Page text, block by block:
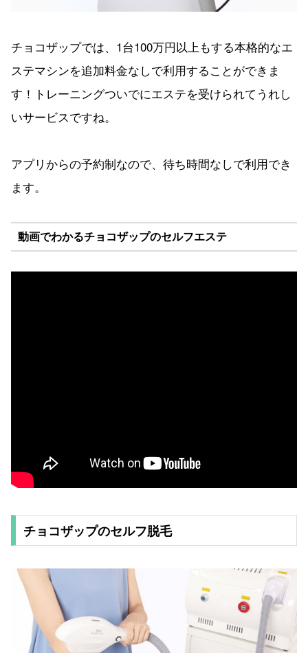
チョコザップでは、1台100万円以上もする本格的なエ
ステマシンを追加料金なしで利用することができま
す！トレーニングついでにエステを受けられてうれし
いサービスですね。
アプリからの予約制なので、待ち時間なしで利用でき
ます。
動画でわかるチョコザップのセルフエステ
チョコザップのセルフ脱毛